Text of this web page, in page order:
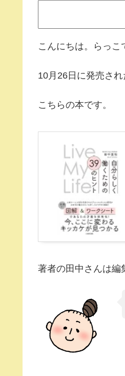
こんにちは。らっこ
10月26日に発売さ
こちらの本です。
著者の田中さんは編